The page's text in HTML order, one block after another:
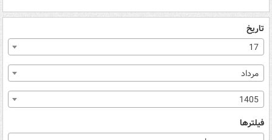
تاریخ
17
مرداد
1405
فیلترها